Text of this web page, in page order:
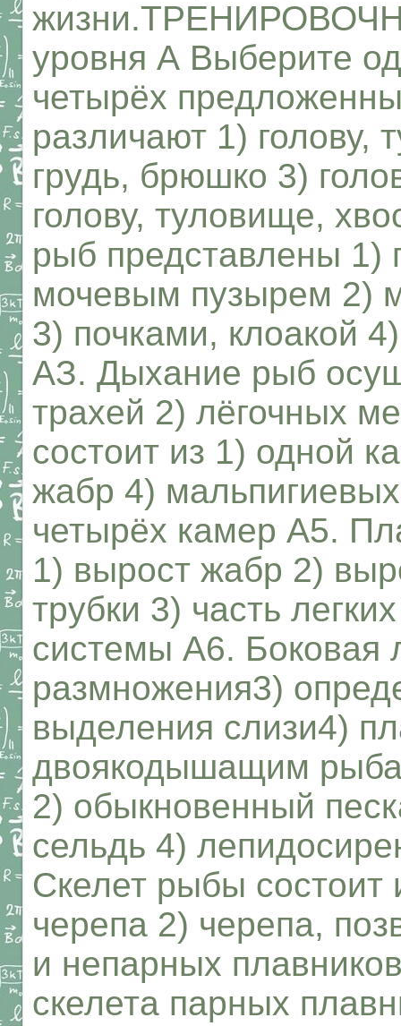
уровня А Выберите
четырёх
различают 1) голову,
грудь, брюшко 3)
голову, туловище,
рыб представлены 1)
мочевым пузырем 2)
3) почками, клоакой
АЗ. Дыхание рыб
трахей 2) лёгочных
состоит из 1) одной
жабр 4)
четырёх камер А5.
1) вырост жабр 2)
трубки 3) часть
системы А6. Боковая
размножения3)
выделения слизи4)
двоякодышащим
2) обыкновенный
сельдь 4)
Скелет рыбы состоит
черепа 2) черепа,
и непарных
скелета парных